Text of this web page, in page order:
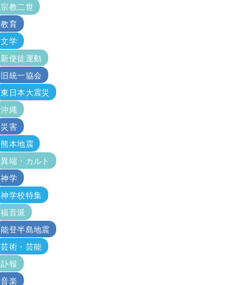
宗教二世
教育
文学
新使徒運動
旧統一協会
東日本大震災
沖縄
災害
熊本地震
異端・カルト
神学
神学校特集
福音派
能登半島地震
芸術・芸能
訃報
音楽